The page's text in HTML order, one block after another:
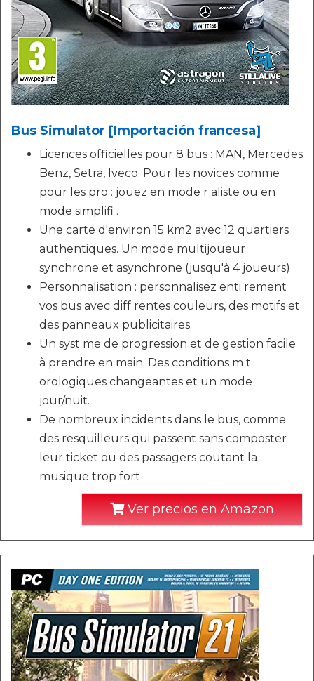
Bus Simulator [Importación francesa]
Licences officielles pour 8 bus : MAN, Mercedes
Benz, Setra, Iveco. Pour les novices comme
pour les pro : jouez en mode r aliste ou en
mode simplifi .
Une carte d'environ 15 km2 avec 12 quartiers
authentiques. Un mode multijoueur
synchrone et asynchrone (jusqu'à 4 joueurs)
Personnalisation : personnalisez enti rement
vos bus avec diff rentes couleurs, des motifs et
des panneaux publicitaires.
Un syst me de progression et de gestion facile
à prendre en main. Des conditions m t
orologiques changeantes et un mode
jour/nuit.
De nombreux incidents dans le bus, comme
des resquilleurs qui passent sans composter
leur ticket ou des passagers coutant la
musique trop fort
Ver precios en Amazon